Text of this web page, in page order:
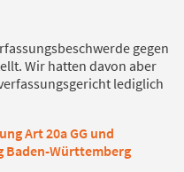
gegen
Wir hatten davon aber
lediglich
Art 20a GG und
Baden-Württemberg